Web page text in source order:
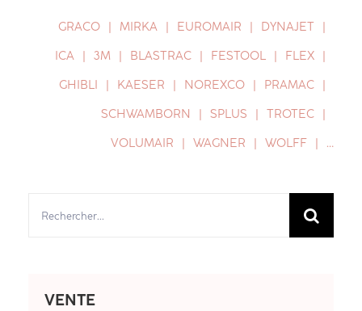
GRACO MIRKA EUROMAIR
DYNAJET
ICA
3M BLASTRAC FESTOOL
FLEX
GHIBLI
KAESER NOREXCO
PRAMAC
SCHWAMBORN
SPLUS
TROTEC
VOLUMAIR
WAGNER WOLFF …
VENTE